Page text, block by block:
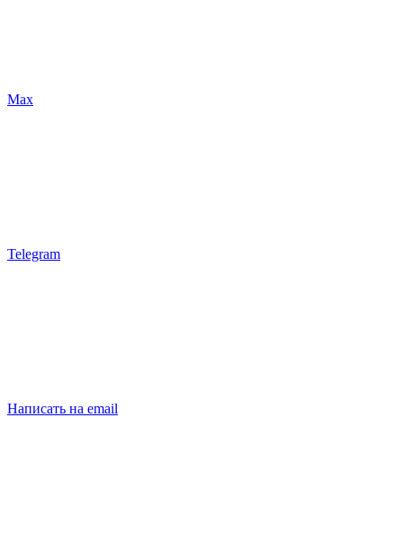
Max
Telegram
Написать на email